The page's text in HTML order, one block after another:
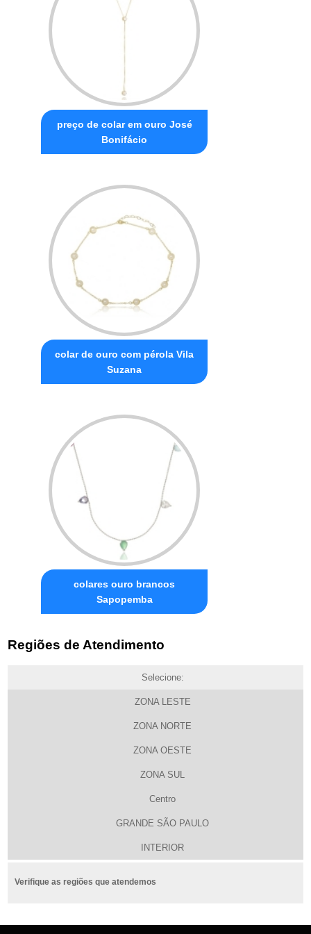
preço de colar em ouro José
Bonifácio
colar de ouro com pérola Vila
Suzana
colares ouro brancos
Sapopemba
Regiões de Atendimento
Selecione:
ZONA LESTE
ZONA NORTE
ZONA OESTE
ZONA SUL
Centro
GRANDE SÃO PAULO
INTERIOR
Verifique as regiões que atendemos